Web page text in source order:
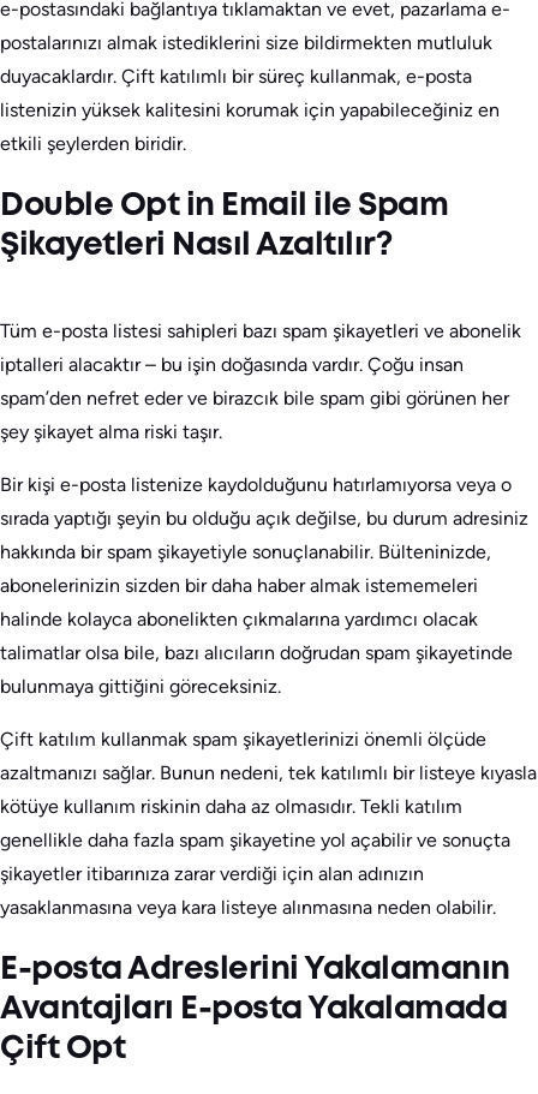
e-postasındaki bağlantıya tıklamaktan ve evet, pazarlama e-
postalarınızı almak istediklerini size bildirmekten mutluluk
duyacaklardır. Çift katılımlı bir süreç kullanmak, e-posta
listenizin yüksek kalitesini korumak için yapabileceğiniz en
etkili şeylerden biridir.
Double Opt in Email ile Spam
Şikayetleri Nasıl Azaltılır?
Tüm e-posta listesi sahipleri bazı spam şikayetleri ve abonelik
iptalleri alacaktır – bu işin doğasında vardır. Çoğu insan
spam’den nefret eder ve birazcık bile spam gibi görünen her
şey şikayet alma riski taşır.
Bir kişi e-posta listenize kaydolduğunu hatırlamıyorsa veya o
sırada yaptığı şeyin bu olduğu açık değilse, bu durum adresiniz
hakkında bir spam şikayetiyle sonuçlanabilir. Bülteninizde,
abonelerinizin sizden bir daha haber almak istememeleri
halinde kolayca abonelikten çıkmalarına yardımcı olacak
talimatlar olsa bile, bazı alıcıların doğrudan spam şikayetinde
bulunmaya gittiğini göreceksiniz.
Çift katılım kullanmak spam şikayetlerinizi önemli ölçüde
azaltmanızı sağlar. Bunun nedeni, tek katılımlı bir listeye kıyasla
kötüye kullanım riskinin daha az olmasıdır. Tekli katılım
genellikle daha fazla spam şikayetine yol açabilir ve sonuçta
şikayetler itibarınıza zarar verdiği için alan adınızın
yasaklanmasına veya kara listeye alınmasına neden olabilir.
E-posta Adreslerini Yakalamanın
Avantajları E-posta Yakalamada
Çift Opt